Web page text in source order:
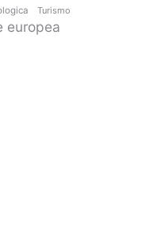
Turismo
europea